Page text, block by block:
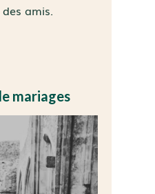
amis.
mariages